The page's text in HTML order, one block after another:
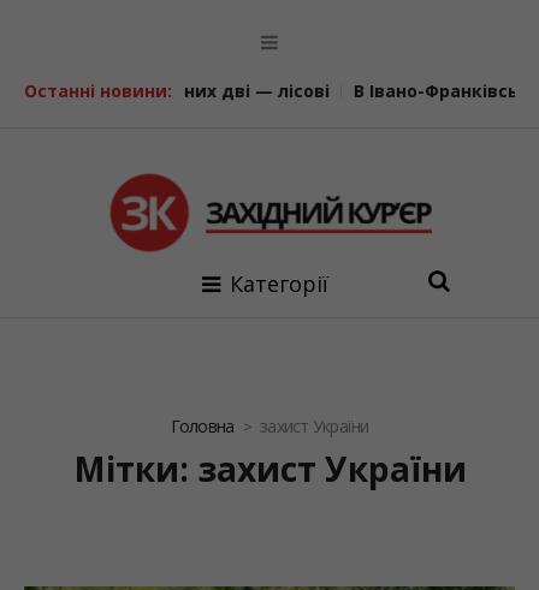
Останні новини:
дві — лісові В Івано-Франківську відкрили та
Категорії
Головна захист України
Мітки: захист України